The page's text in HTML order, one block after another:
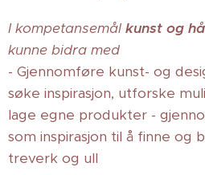
I kompetansemål kunst og
kunne bidra med
- Gjennomføre kunst- og
søke inspirasjon, utforske
lage egne produkter -
som inspirasjon til å finne og
treverk og ull